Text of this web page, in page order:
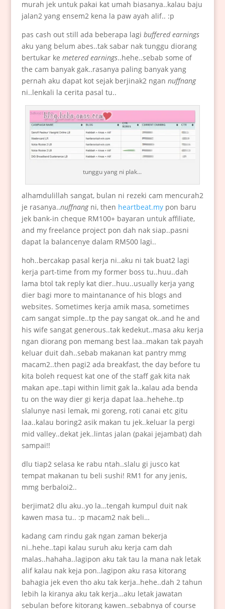
murah jek untuk pakai kat umah biasanya..kalau baju
jalan2 yang ensem2 kena la paw ayah alif.. :p
pas cash out still ada beberapa lagi buffered earnings
aku yang belum abes..tak sabar nak tunggu diorang
bertukar ke metered earnings..hehe..sebab some of
the cam banyak gak..rasanya paling banyak yang
pernah aku dapat kot sejak berjinak2 ngan nuffnang
ni..lenkali la cerita pasal tu..
tunggu yang ni plak...
alhamdulillah sangat, bulan ni rezeki cam mencurah2
je rasanya..nuffnangni, then heartbeat.mypon baru
jek bank-in cheque RM100+ bayaran untuk affiliate,
and my freelance project pon dah nak siap..pasni
dapat la balancenye dalam RM500 lagi..
hoh..bercakap pasal kerja ni..aku ni tak buat2 lagi
kerja part-time from my former boss tu..huu..dah
lama btol tak reply kat dier..huu..usually kerja yang
dier bagi more to maintanance of his blogs and
websites. Sometimes kerja amik masa, sometimes
cam sangat simple..tp the pay sangat ok..and he and
his wife sangat generous..tak kedekut..masa aku kerja
ngan diorang pon memang best laa..makan tak payah
keluar duit dah..sebab makanan kat pantry mmg
macam2..then pagi2 ada breakfast, the day before tu
kita boleh request kat one of the staff gak kita nak
makan ape..tapi within limit gak la..kalau ada benda
tu on the way dier gi kerja dapat laa..hehehe..tp
slalunye nasi lemak, mi goreng, roti canai etc gitu
laa..kalau boring2 asik makan tu jek..keluar la pergi
mid valley..dekat jek..lintas jalan (pakai jejambat) dah
sampai!!
dlu tiap2 selasa ke rabu ntah..slalu gi jusco kat
tempat makanan tu beli sushi! RM1 for any jenis,
mmg berbaloi2..
berjimat2 dlu aku..yo la…tengah kumpul duit nak
kawen masa tu.. :p macam2 nak beli…
kadang cam rindu gak ngan zaman bekerja
ni..hehe..tapi kalau suruh aku kerja cam dah
malas..hahaha..lagipon aku tak tau la mana nak letak
alif kalau nak keja pon..lagipon aku rasa kitorang
bahagia jek even tho aku tak kerja..hehe..dah 2 tahun
lebih la kiranya aku tak kerja…aku letak jawatan
sebulan before kitorang kawen..sebabnya of course